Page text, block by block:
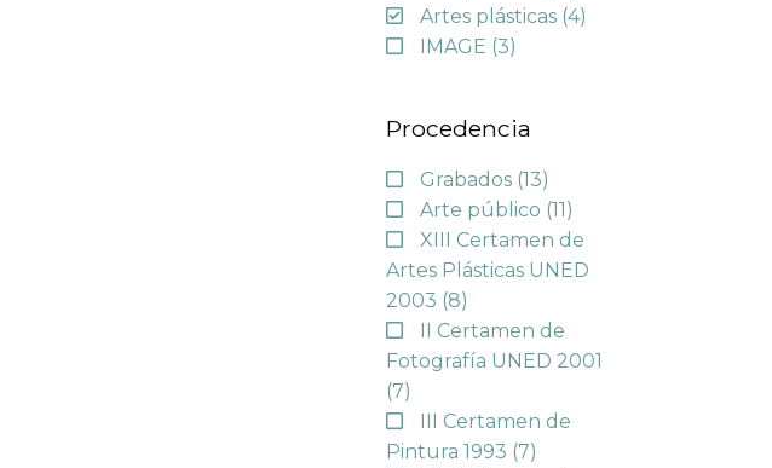
Artes plásticas (4)
IMAGE (3)
Procedencia
Grabados (13)
Arte público (11)
XIII Certamen de
Artes Plásticas UNED
2003 (8)
II Certamen de
Fotografía UNED 2001
(7)
III Certamen de
Pintura 1993 (7)